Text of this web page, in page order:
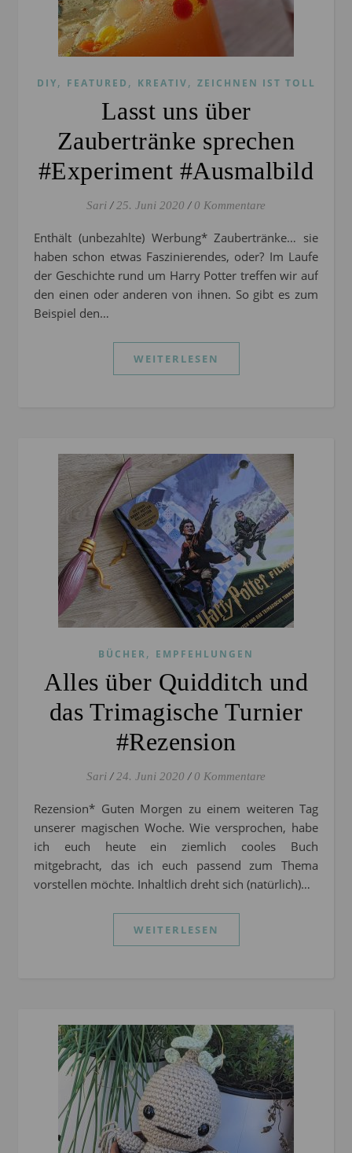
DIY, FEATURED , KREATIV, ZEICHNEN IST TOLL
Lasst uns über
Zaubertränke sprechen
#Experiment #Ausmalbild
Sari / 25. Juni 2020 / 0 Kommentare
Enthält (unbezahlte) Werbung* Zaubertränke… sie
haben schon etwas Faszinierendes, oder? Im Laufe
der Geschichte rund um Harry Potter treffen wir auf
den einen oder anderen von ihnen. So gibt es zum
Beispiel den…
WEITERLESEN
BÜCHER, EMPFEHLUNGEN
Alles über Quidditch und
das Trimagische Turnier
#Rezension
Sari / 24. Juni 2020 / 0 Kommentare
Rezension* Guten Morgen zu einem weiteren Tag
unserer magischen Woche. Wie versprochen, habe
ich euch heute ein ziemlich cooles Buch
mitgebracht, das ich euch passend zum Thema
vorstellen möchte. Inhaltlich dreht sich (natürlich)…
WEITERLESEN